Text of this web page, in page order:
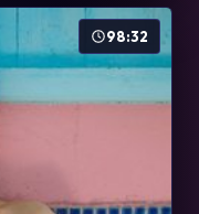
98:32